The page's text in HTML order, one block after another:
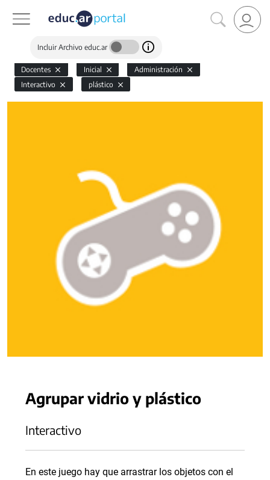
Incluir Archivo educ.ar
Docentes Inicial
Administración
Interactivo
plástico
Agrupar vidrio y plástico
Interactivo
En este juego hay que arrastrar los objetos con el